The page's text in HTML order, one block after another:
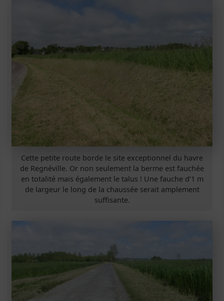
Cette petite route borde le site exceptionnel du havre
de Regnéville. Or non seulement la berme est fauchée
en totalité mais également le talus ! Une fauche d’1 m
de largeur le long de la chaussée serait amplement
suffisante.